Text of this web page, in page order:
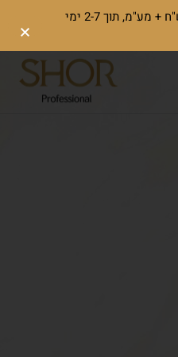
משלוח חינם בהזמנות מ-450 ש"ח + מע"מ, תוך 2-7 ימי